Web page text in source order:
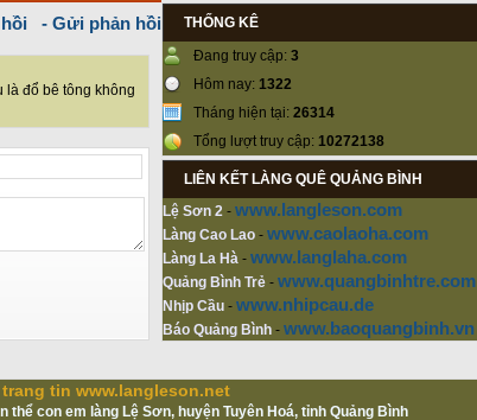
- Gửi phản hồi
là đổ bê tông không
THỐNG KÊ
Đang truy cập: 3
Hôm nay: 1322
Tháng hiện tại: 26314
Tổng lượt truy cập: 10272138
LIÊN KẾT LÀNG QUÊ QUẢNG BÌNH
Lệ Sơn 2 - www.langleson.com
Làng Cao Lao - www.caolaoha.com
Làng La Hà - www.langlaha.com
Quảng Bình Trẻ - www.quangbinhtre.com
Nhịp Cầu - www.nhipcau.de
Báo Quảng Bình - www.baoquangbinh.vn
tin www.langleson.net
con em làng Lệ Sơn, huyện Tuyên Hoá, tỉnh Quảng Bình